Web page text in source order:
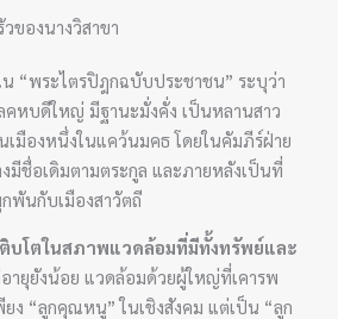
ของนางวิสาขา
“พระไตรปิฎกฉบับประชาชน” ระบุว่า
คหบดีใหญ่ มีฐานะมั่งคั่ง เป็นหลานสาว
มืองหนึ่งในแคว้นมคธ โดยในคัมภีร์ฝ่าย
งมีชื่อเดิมตามตระกูล และภายหลังเป็นที่
พันกับเมืองสาวัตถี
ติบโตในสภาพแวดล้อมที่มีทั้งทรัพย์และ
ายุยังน้อย แวดล้อมด้วยผู้ใหญ่ที่เคารพ
ยง “ลูกคุณหนู” ในเชิงสังคม แต่เป็น “ลูก